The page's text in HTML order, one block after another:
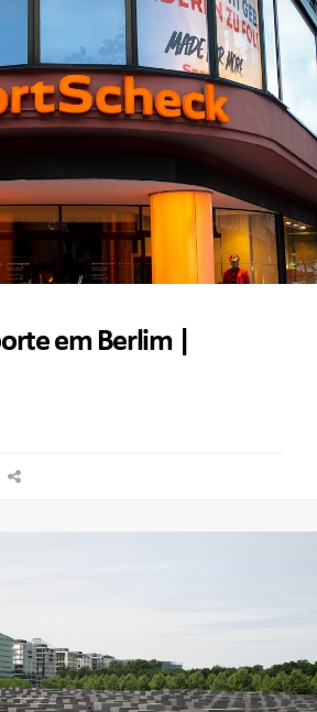
em Berlim |